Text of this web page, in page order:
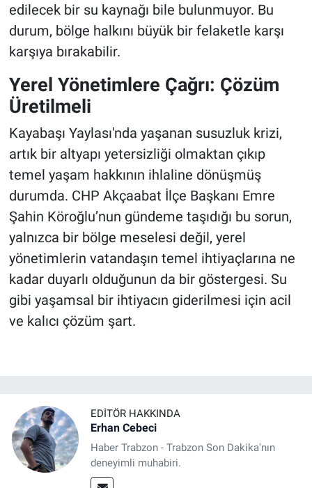
edilecek bir su kaynağı bile bulunmuyor. Bu
durum, bölge halkını büyük bir felaketle karşı
karşıya bırakabilir.
Yerel Yönetimlere Çağrı: Çözüm
Üretilmeli
Kayabaşı Yaylası'nda yaşanan susuzluk krizi,
artık bir altyapı yetersizliği olmaktan çıkıp
temel yaşam hakkının ihlaline dönüşmüş
durumda. CHP Akçaabat İlçe Başkanı Emre
Şahin Köroğlu’nun gündeme taşıdığı bu sorun,
yalnızca bir bölge meselesi değil, yerel
yönetimlerin vatandaşın temel ihtiyaçlarına ne
kadar duyarlı olduğunun da bir göstergesi. Su
gibi yaşamsal bir ihtiyacın giderilmesi için acil
ve kalıcı çözüm şart.
EDITÖR HAKKINDA
Erhan Cebeci
Haber Trabzon - Trabzon Son Dakika'nın
deneyimli muhabiri.